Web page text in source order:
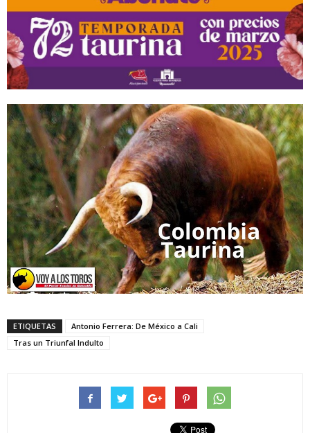
ETIQUETAS
Antonio Ferrera: De México a Cali
Tras un Triunfal Indulto